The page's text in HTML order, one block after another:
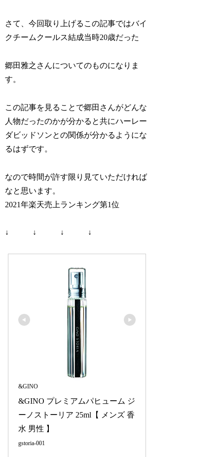
さて、今回取り上げるこの記事ではバイ
クチームクールス結成当時20歳だった
郷田雅之さんについてのものになりま
す。
この記事を見ることで郷田さんがどんな
人物だったのかが分かると共にハーレー
ダビッドソンとの関係が分かるようにな
るはずです。
なので時間が許す限り見ていただければ
なと思います。
2021年楽天売上ランキング第1位
↓ ↓ ↓ ↓
&GINO
&GINO プレミアムパヒューム ジ
ーノストーリア 25ml【 メンズ 香
水 男性 】
gstoria-001